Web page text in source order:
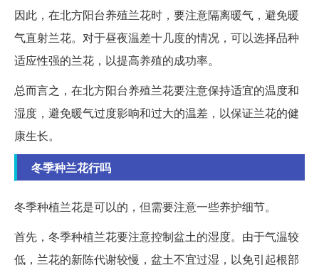
因此，在北方阳台养殖兰花时，要注意隔离暖气，避免暖
气直射兰花。对于昼夜温差十几度的情况，可以选择品种
适应性强的兰花，以提高养殖的成功率。
总而言之，在北方阳台养殖兰花要注意保持适宜的温度和
湿度，避免暖气过度影响和过大的温差，以保证兰花的健
康生长。
冬季种兰花行吗
冬季种植兰花是可以的，但需要注意一些养护细节。
首先，冬季种植兰花要注意控制盆土的湿度。由于气温较
低，兰花的新陈代谢较慢，盆土不宜过湿，以免引起根部